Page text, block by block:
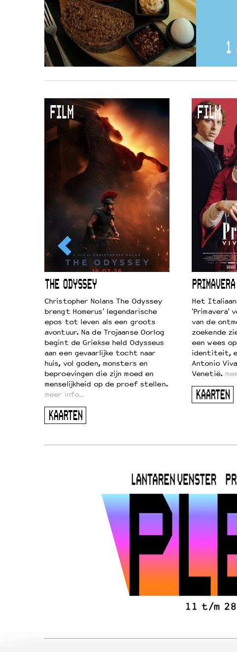
1
FILM
THE ODYSSEY
Christopher Nolans The Odyssey
brengt Homerus' legendarische
epos tot leven als een groots
avontuur. Na de Trojaanse Oorlog
begint de Griekse held Odysseus
aan een gevaarlijke tocht naar
huis, vol goden, monsters en
beproevingen die zijn moed en
menselijkheid op de proef stellen.
meer info…
KAARTEN
FILM
PRIMAVERA
Het
'Primavera'
van de
zoekende
een wees
identiteit,
Antonio
Venetië.
KAARTEN